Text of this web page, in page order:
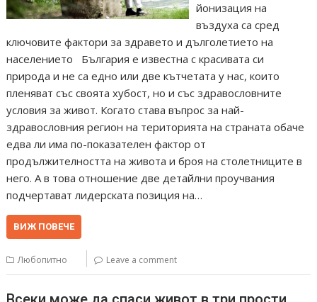
йонизация на
въздуха са сред
ключовите фактори за здравето и дълголетието на
населението България е известна с красивата си
природа и не са едно или две кътчетата у нас, които
пленяват със своята хубост, но и със здравословните
условия за живот. Когато става въпрос за най-
здравословния регион на територията на страната обаче
едва ли има по-показателен фактор от
продължителността на живота и броя на столетниците в
него. А в това отношение две детайлни проучвания
подчертават лидерската позиция на…
ВИЖ ПОВЕЧЕ
Любопитно Leave a comment